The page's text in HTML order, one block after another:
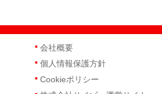
会社概要
個人情報保護方針
Cookieポリシー